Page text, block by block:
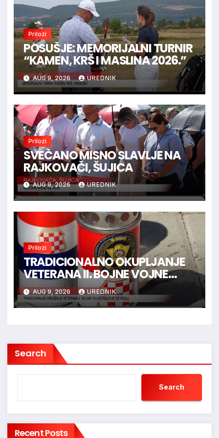
Prilozi
POSUŠJE: MEMORIJALNI TURNIR
“KAMEN, KRŠ I MASLINA 2026.”
AUG 9, 2026 UREDNIK
Prilozi
SVEČANO MISNO SLAVLJE NA
RAJKOVAČI, ŠUJICA
AUG 9, 2026 UREDNIK
Prilozi
TRADICIONALNO OKUPLJANJE
VETERANA II. BOJNE VOJNE
POLICIJE HVO-a -
TOMISLAVGRAD
AUG 9, 2026 UREDNIK
Search
Search
Recent Posts